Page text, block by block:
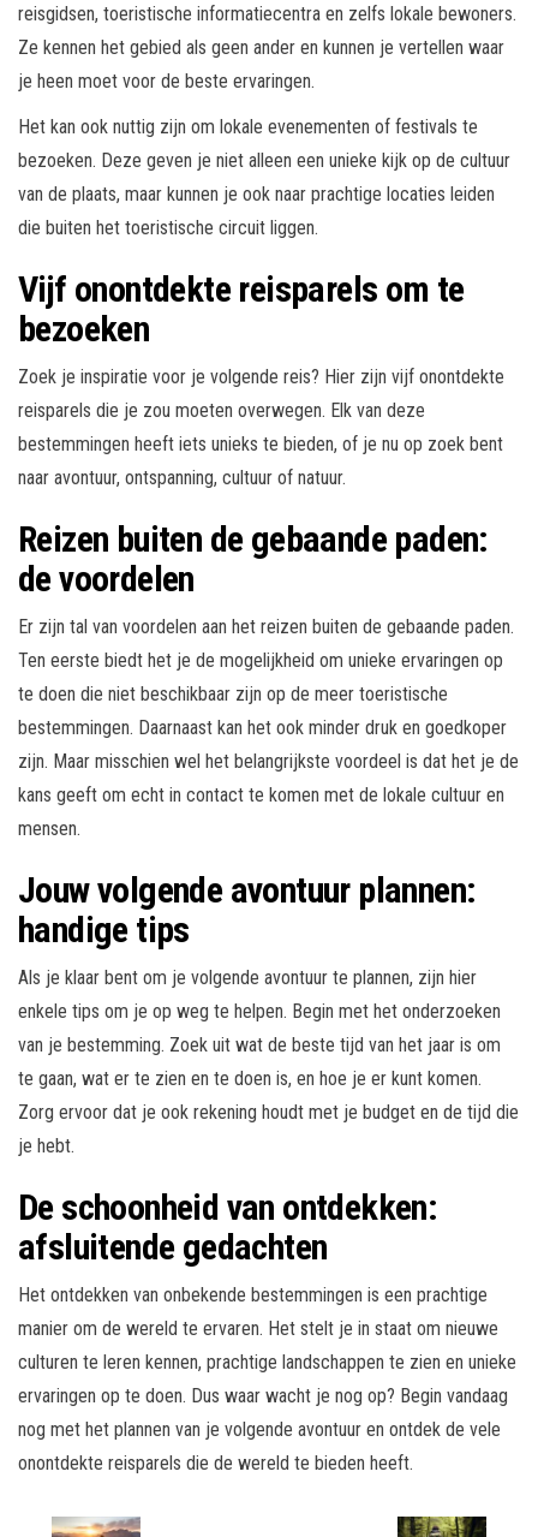
reisgidsen, toeristische informatiecentra en zelfs lokale bewoners.
Ze kennen het gebied als geen ander en kunnen je vertellen waar
je heen moet voor de beste ervaringen.
Het kan ook nuttig zijn om lokale evenementen of festivals te
bezoeken. Deze geven je niet alleen een unieke kijk op de cultuur
van de plaats, maar kunnen je ook naar prachtige locaties leiden
die buiten het toeristische circuit liggen.
Vijf onontdekte reisparels om te
bezoeken
Zoek je inspiratie voor je volgende reis? Hier zijn vijf onontdekte
reisparels die je zou moeten overwegen. Elk van deze
bestemmingen heeft iets unieks te bieden, of je nu op zoek bent
naar avontuur, ontspanning, cultuur of natuur.
Reizen buiten de gebaande paden:
de voordelen
Er zijn tal van voordelen aan het reizen buiten de gebaande paden.
Ten eerste biedt het je de mogelijkheid om unieke ervaringen op
te doen die niet beschikbaar zijn op de meer toeristische
bestemmingen. Daarnaast kan het ook minder druk en goedkoper
zijn. Maar misschien wel het belangrijkste voordeel is dat het je de
kans geeft om echt in contact te komen met de lokale cultuur en
mensen.
Jouw volgende avontuur plannen:
handige tips
Als je klaar bent om je volgende avontuur te plannen, zijn hier
enkele tips om je op weg te helpen. Begin met het onderzoeken
van je bestemming. Zoek uit wat de beste tijd van het jaar is om
te gaan, wat er te zien en te doen is, en hoe je er kunt komen.
Zorg ervoor dat je ook rekening houdt met je budget en de tijd die
je hebt.
De schoonheid van ontdekken:
afsluitende gedachten
Het ontdekken van onbekende bestemmingen is een prachtige
manier om de wereld te ervaren. Het stelt je in staat om nieuwe
culturen te leren kennen, prachtige landschappen te zien en unieke
ervaringen op te doen. Dus waar wacht je nog op? Begin vandaag
nog met het plannen van je volgende avontuur en ontdek de vele
onontdekte reisparels die de wereld te bieden heeft.